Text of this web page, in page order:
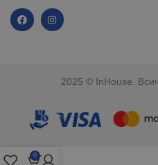
2025 © InHouse.
0